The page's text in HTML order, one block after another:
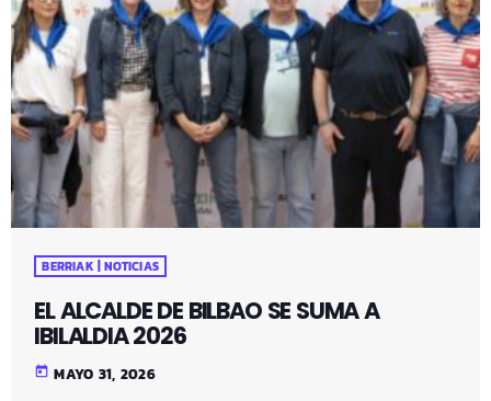
BERRIAK | NOTICIAS
EL ALCALDE DE BILBAO SE SUMA A
IBILALDIA 2026
today MAYO 31, 2026